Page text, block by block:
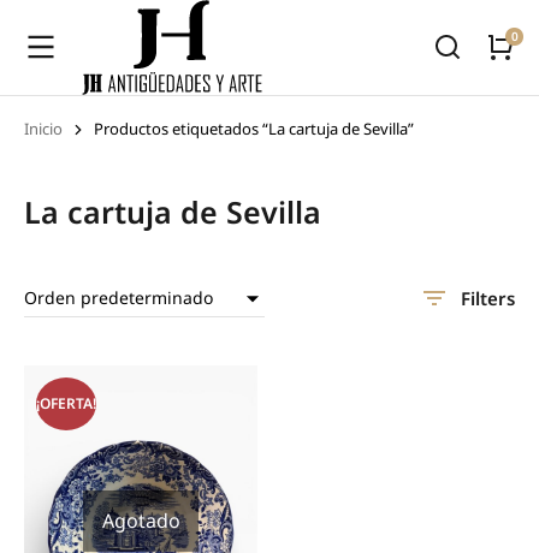
Estás aquí:
Inicio Productos etiquetados “La cartuja de Sevilla”
La cartuja de Sevilla
Filters
¡OFERTA!
Agotado